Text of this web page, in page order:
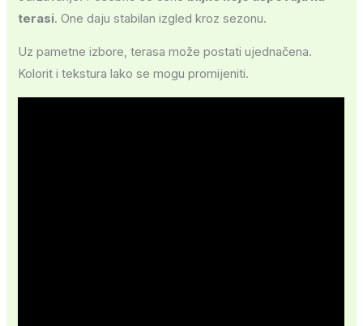
terasi. One daju stabilan izgled kroz sezonu.
Uz pametne izbore, terasa može postati ujednačena.
Kolorit i tekstura lako se mogu promijeniti.